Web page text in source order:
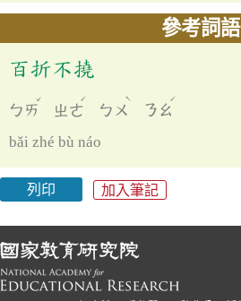
參考詞語
百折不撓
ㄅㄞ
ˇ
ㄓㄜ
ˊ
ㄅㄨ
ˋ
ㄋㄠ
ˊ
bǎi zhé bù náo
列印 加入筆記